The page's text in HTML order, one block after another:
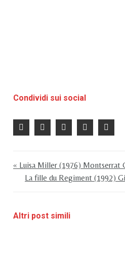
Condividi sui social
« Luisa Miller (1976) Montserrat
La fille du Regiment (1992)
Altri post simili